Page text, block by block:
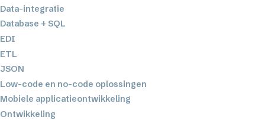
Data-integratie
Database + SQL
EDI
ETL
JSON
Low-code en no-code oplossingen
Mobiele applicatieontwikkeling
Ontwikkeling